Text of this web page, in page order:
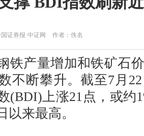
证券报·中证网 作者：佚名
产量增加和铁矿石价
不断攀升。截至7月
(BDI)上涨21点，或约
以来最高。